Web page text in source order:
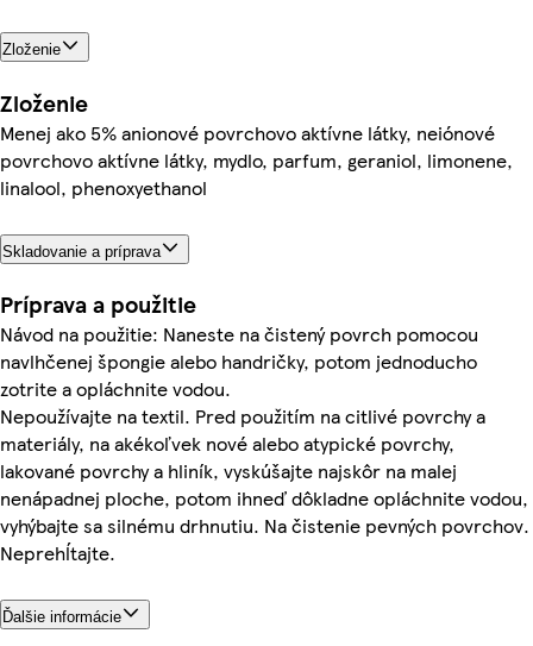
Zloženie
Zloženie
Menej ako 5% anionové povrchovo aktívne látky, neiónové
povrchovo aktívne látky, mydlo, parfum, geraniol, limonene,
linalool, phenoxyethanol
Skladovanie a príprava
Príprava a použitie
Návod na použitie: Naneste na čistený povrch pomocou
navlhčenej špongie alebo handričky, potom jednoducho
zotrite a opláchnite vodou.
Nepoužívajte na textil. Pred použitím na citlivé povrchy a
materiály, na akékoľvek nové alebo atypické povrchy,
lakované povrchy a hliník, vyskúšajte najskôr na malej
nenápadnej ploche, potom ihneď dôkladne opláchnite vodou,
vyhýbajte sa silnému drhnutiu. Na čistenie pevných povrchov.
Neprehĺtajte.
Ďalšie informácie